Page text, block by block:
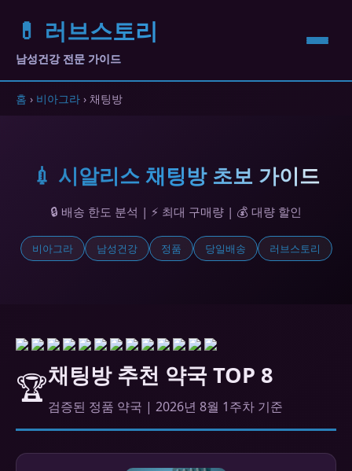
💊 러브스토리
남성건강 전문 가이드
홈 › 비아그라 › 채팅방
💉 시알리스 채팅방 초보 가이드
🔒 배송 한도 분석 | ⚡ 최대 구매량 | 💰 대량 할인
비아그라 남성건강 정품 당일배송 러브스토리
🏆채팅방 추천 약국 TOP 8
검증된 정품 약국 | 2026년 8월 1주차 기준